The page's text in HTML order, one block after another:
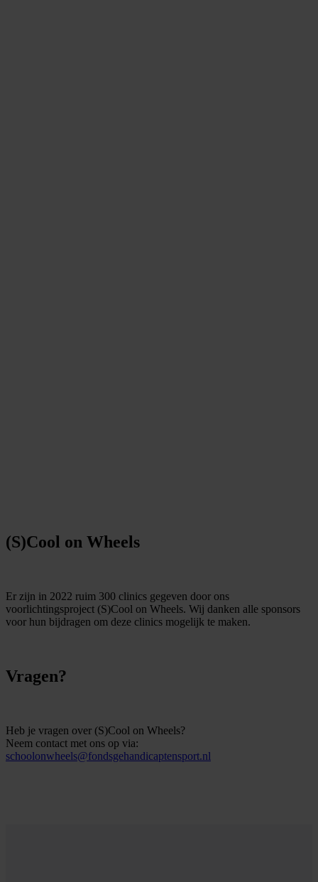
(S)Cool on Wheels
Er zijn in 2022 ruim 300 clinics gegeven door ons
voorlichtingsproject (S)Cool on Wheels. Wij danken alle sponsors
voor hun bijdragen om deze clinics mogelijk te maken.
Vragen?
Heb je vragen over (S)Cool on Wheels?
Neem contact met ons op via:
schoolonwheels@fondsgehandicaptensport.nl